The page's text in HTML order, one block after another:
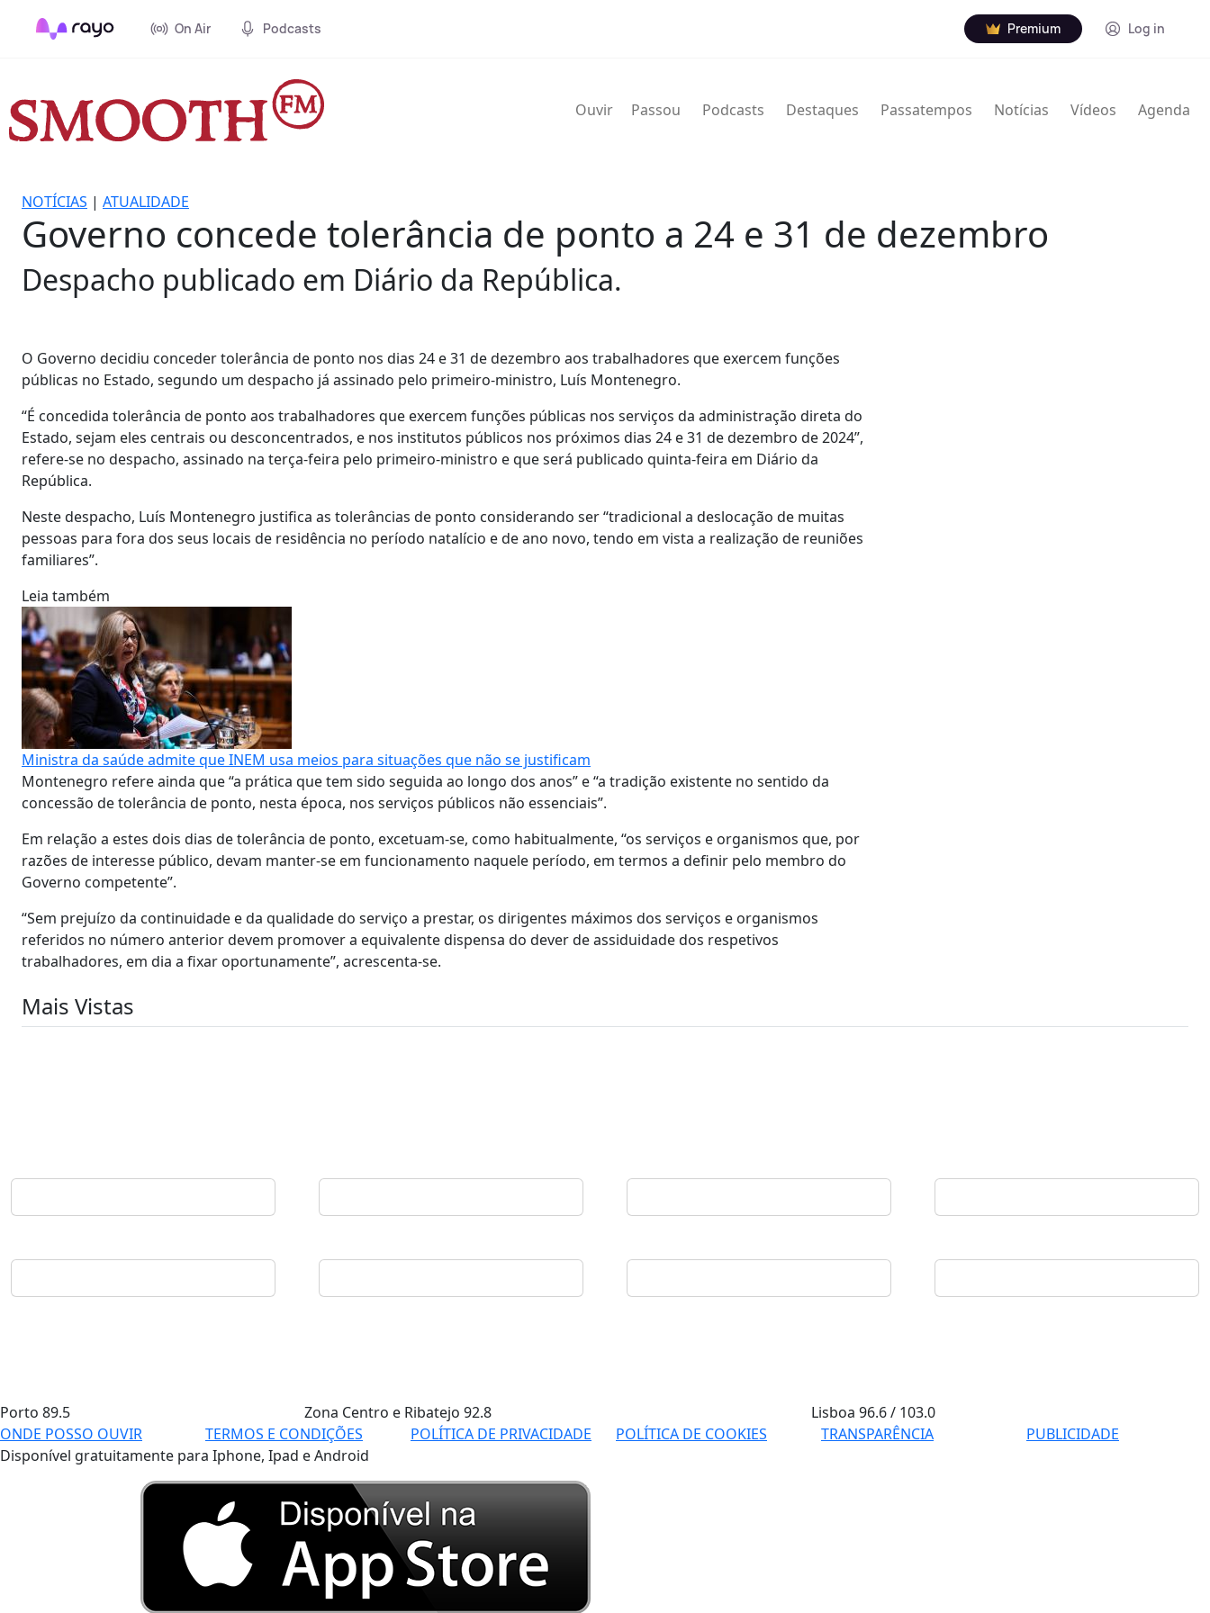
On Air Podcasts Premium Log in
Ouvir Passou Podcasts Destaques Passatempos Notícias Vídeos Agenda
NOTÍCIAS | ATUALIDADE
Governo concede tolerância de ponto a 24 e 31 de dezembro
Despacho publicado em Diário da República.
O Governo decidiu conceder tolerância de ponto nos dias 24 e 31 de dezembro aos trabalhadores que exercem funções
públicas no Estado, segundo um despacho já assinado pelo primeiro-ministro, Luís Montenegro.
“É concedida tolerância de ponto aos trabalhadores que exercem funções públicas nos serviços da administração direta do
Estado, sejam eles centrais ou desconcentrados, e nos institutos públicos nos próximos dias 24 e 31 de dezembro de 2024”,
refere-se no despacho, assinado na terça-feira pelo primeiro-ministro e que será publicado quinta-feira em Diário da
República.
Neste despacho, Luís Montenegro justifica as tolerâncias de ponto considerando ser “tradicional a deslocação de muitas
pessoas para fora dos seus locais de residência no período natalício e de ano novo, tendo em vista a realização de reuniões
familiares”.
Leia também
Ministra da saúde admite que INEM usa meios para situações que não se justificam
Montenegro refere ainda que “a prática que tem sido seguida ao longo dos anos” e “a tradição existente no sentido da
concessão de tolerância de ponto, nesta época, nos serviços públicos não essenciais”.
Em relação a estes dois dias de tolerância de ponto, excetuam-se, como habitualmente, “os serviços e organismos que, por
razões de interesse público, devam manter-se em funcionamento naquele período, em termos a definir pelo membro do
Governo competente”.
“Sem prejuízo da continuidade e da qualidade do serviço a prestar, os dirigentes máximos dos serviços e organismos
referidos no número anterior devem promover a equivalente dispensa do dever de assiduidade dos respetivos
trabalhadores, em dia a fixar oportunamente”, acrescenta-se.
Mais Vistas
Porto 89.5 Zona Centro e Ribatejo 92.8 Lisboa96.6 / 103.0
ONDE POSSO OUVIR
TERMOS E CONDIÇÕES POLÍTICA DE PRIVACIDADE POLÍTICA DE COOKIES TRANSPARÊNCIA
PUBLICIDADE
Disponível gratuitamente para Iphone, Ipad e Android